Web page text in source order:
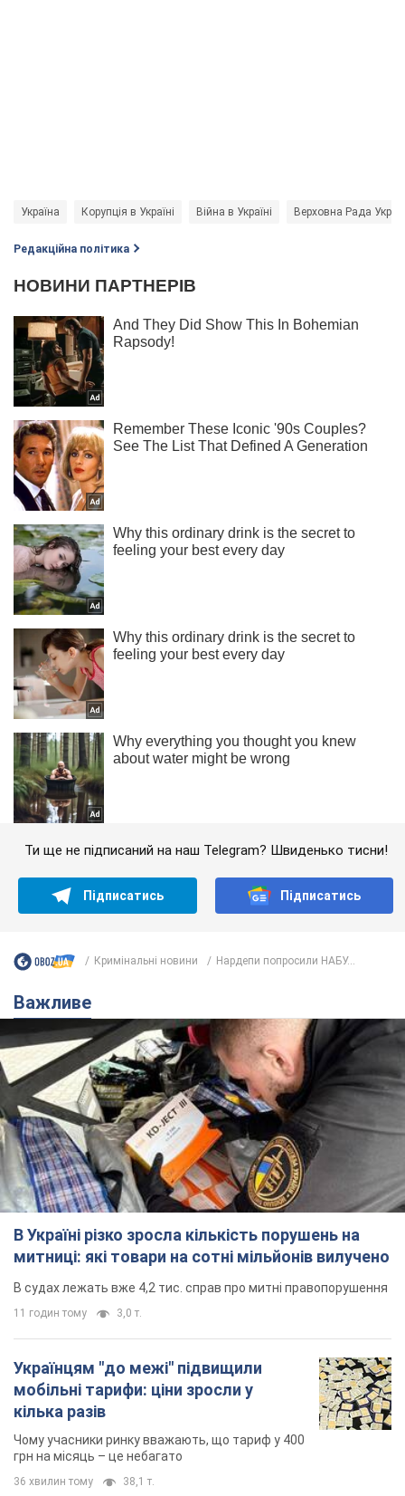
Україна Корупція в Україні Війна в Україні Верховна Рада
Редакційна політика
Ти ще не підписаний на наш Telegram? Швиденько тисни!
Підписатись Підписатись
Кримінальні новини Нардепи попросили НАБУ...
Важливе
В Україні різко зросла кількість порушень на
митниці: які товари на сотні мільйонів вилучено
В судах лежать вже 4,2 тис. справ про митні правопорушення
11 годин тому 3,0 т.
Українцям "до межі" підвищили
мобільні тарифи: ціни зросли у
кілька разів
Чому учасники ринку вважають, що тариф у 400
грн на місяць – це небагато
36 хвилин тому 38,1 т.